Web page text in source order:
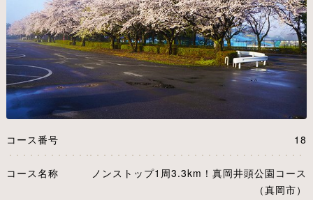
コース番号 18
コース名称
ノンストップ1周3.3km！真岡井頭公園コース
（真岡市）